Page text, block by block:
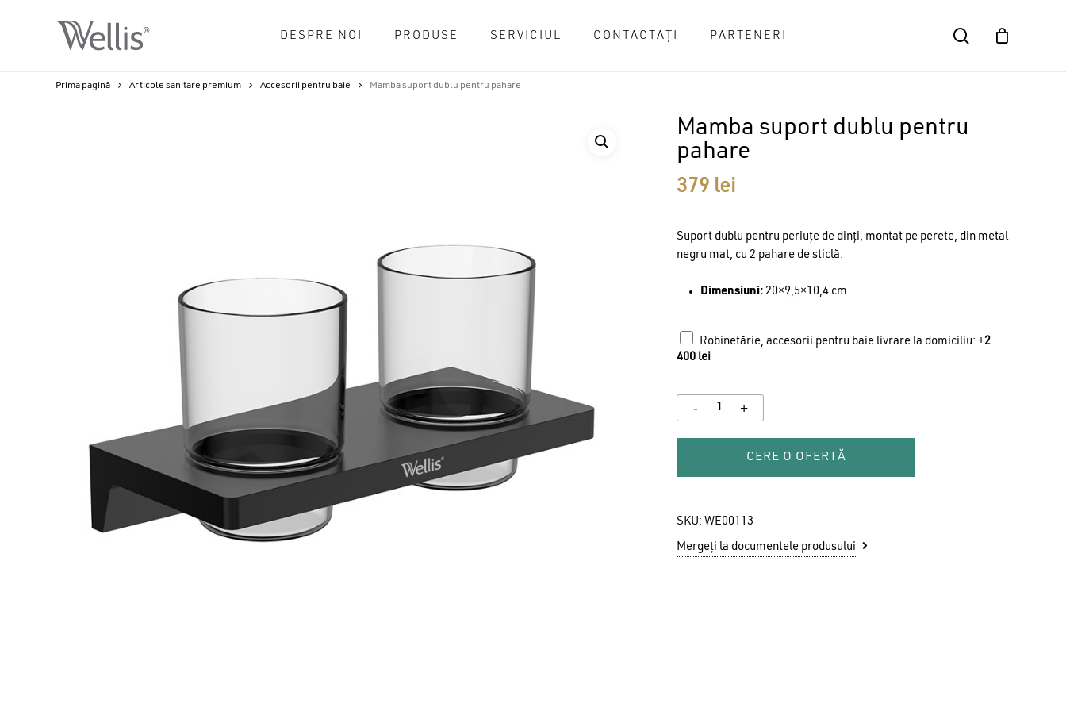
DESPRE NOI PRODUSE SERVICIUL CONTACTAȚI PARTENERI search
Cart
Prima pagină Articole sanitare premium Accesorii pentru baie Mamba suport dublu pentru pahare
Mamba suport dublu pentru
pahare
379 lei
Suport dublu pentru periuțe de dinți, montat pe perete, din metal
negru mat, cu 2 pahare de sticlă.
Dimensiuni:20×9,5×10,4 cm
Robinetărie, accesorii pentru baie livrare la domiciliu: +2
400 lei
CERE O OFERTĂ
SKU: WE00113
Mergeți la documentele produsului